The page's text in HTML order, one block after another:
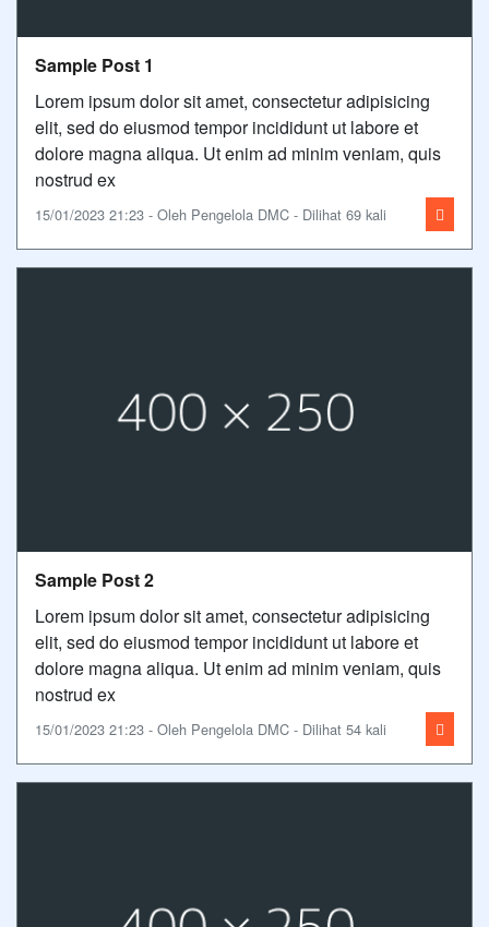
Sample Post 1
Lorem ipsum dolor sit amet, consectetur adipisicing
elit, sed do eiusmod tempor incididunt ut labore et
dolore magna aliqua. Ut enim ad minim veniam, quis
nostrud ex
15/01/2023 21:23 - Oleh Pengelola DMC - Dilihat 69 kali
Sample Post 2
Lorem ipsum dolor sit amet, consectetur adipisicing
elit, sed do eiusmod tempor incididunt ut labore et
dolore magna aliqua. Ut enim ad minim veniam, quis
nostrud ex
15/01/2023 21:23 - Oleh Pengelola DMC - Dilihat 54 kali